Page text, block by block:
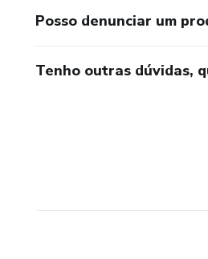
Posso denunciar um
Tenho outras dúvidas,